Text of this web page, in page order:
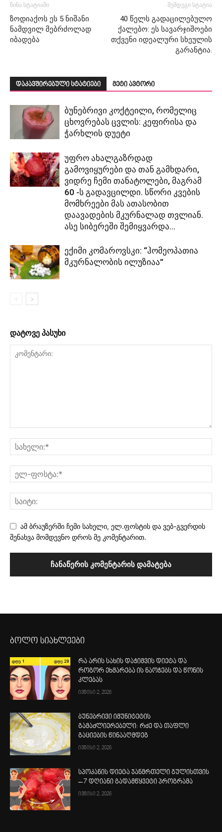
წინა სტატიაში
ზოდიაქოს ეს 5 ნიშანი
ნამდვილ მებრძოლად
იბადება
შემდეგი სტატია
40 წელს გადაცილებულო
ქალებო: ეს სავარჯიშოები
თქვენი იდეალური სხეულის
გარანტია.
დაკავშირებული სტატიები მეტი ავტორი
ბუნებრივი კოქტეილი, რომელიც
ცხოვრებას ცვლის: კეფირისა და
ჭარხლის დუეტი
უფრო ახალგაზრდად
გამოვიყურები და თან გამხდარი,
ვიდრე ჩემი თანატოლები, მაგრამ
60 -ს გადავცილდი. სწორი კვების
მომხრეები მას ათასობით
დაავადების მკურნალად თვლიან.
ასე სიბერეში შემიყვარდა...
ექიმი კომაროვსკი: “ჰომეოპათია
მკურნალობის ილუზიაა”
დატოვე პასუხი
ამ ბრაუზერში ჩემი სახელი, ელ.ფოსტის და ვებ-გვერდის
შენახვა მომდევნო დროს მე კომენტარით.
ბოლო სიახლეები
რა არის სახის დაჭიმვის დიეტა და
როგორ ეხმარება ის ნაოჭებს და წონის
კლებას
ივნისი 2, 2026
ბუნებრივი იმუნიტეტის
გამაძლიერებელი: რძე და თაფლი
გაციების წინააღმდეგ
ივნისი 2, 2026
სპოკანის დიეტა ჯანმრთელი გულისთვის
– 7 დღიანი გადამწყვეტი პროგრამა
ივნისი 2, 2026